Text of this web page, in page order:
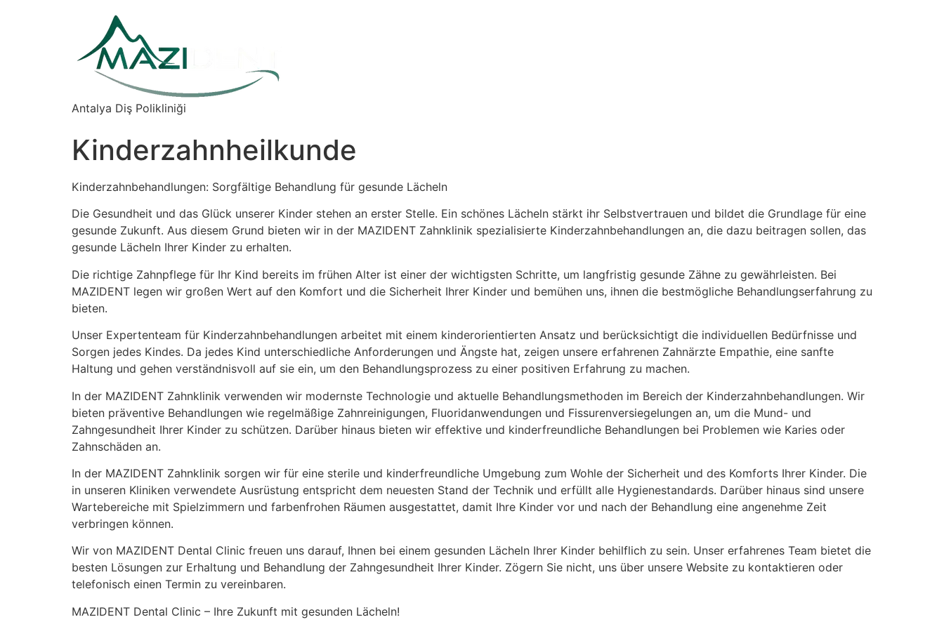
Antalya Diş Polikliniği
Kinderzahnheilkunde
Kinderzahnbehandlungen: Sorgfältige Behandlung für gesunde Lächeln
Die Gesundheit und das Glück unserer Kinder stehen an erster Stelle. Ein schönes Lächeln stärkt ihr Selbstvertrauen und bildet die Grundlage für eine
gesunde Zukunft. Aus diesem Grund bieten wir in der MAZIDENT Zahnklinik spezialisierte Kinderzahnbehandlungen an, die dazu beitragen sollen, das
gesunde Lächeln Ihrer Kinder zu erhalten.
Die richtige Zahnpflege für Ihr Kind bereits im frühen Alter ist einer der wichtigsten Schritte, um langfristig gesunde Zähne zu gewährleisten. Bei
MAZIDENT legen wir großen Wert auf den Komfort und die Sicherheit Ihrer Kinder und bemühen uns, ihnen die bestmögliche Behandlungserfahrung zu
bieten.
Unser Expertenteam für Kinderzahnbehandlungen arbeitet mit einem kinderorientierten Ansatz und berücksichtigt die individuellen Bedürfnisse und
Sorgen jedes Kindes. Da jedes Kind unterschiedliche Anforderungen und Ängste hat, zeigen unsere erfahrenen Zahnärzte Empathie, eine sanfte
Haltung und gehen verständnisvoll auf sie ein, um den Behandlungsprozess zu einer positiven Erfahrung zu machen.
In der MAZIDENT Zahnklinik verwenden wir modernste Technologie und aktuelle Behandlungsmethoden im Bereich der Kinderzahnbehandlungen. Wir
bieten präventive Behandlungen wie regelmäßige Zahnreinigungen, Fluoridanwendungen und Fissurenversiegelungen an, um die Mund- und
Zahngesundheit Ihrer Kinder zu schützen. Darüber hinaus bieten wir effektive und kinderfreundliche Behandlungen bei Problemen wie Karies oder
Zahnschäden an.
In der MAZIDENT Zahnklinik sorgen wir für eine sterile und kinderfreundliche Umgebung zum Wohle der Sicherheit und des Komforts Ihrer Kinder. Die
in unseren Kliniken verwendete Ausrüstung entspricht dem neuesten Stand der Technik und erfüllt alle Hygienestandards. Darüber hinaus sind unsere
Wartebereiche mit Spielzimmern und farbenfrohen Räumen ausgestattet, damit Ihre Kinder vor und nach der Behandlung eine angenehme Zeit
verbringen können.
Wir von MAZIDENT Dental Clinic freuen uns darauf, Ihnen bei einem gesunden Lächeln Ihrer Kinder behilflich zu sein. Unser erfahrenes Team bietet die
besten Lösungen zur Erhaltung und Behandlung der Zahngesundheit Ihrer Kinder. Zögern Sie nicht, uns über unsere Website zu kontaktieren oder
telefonisch einen Termin zu vereinbaren.
MAZIDENT Dental Clinic – Ihre Zukunft mit gesunden Lächeln!